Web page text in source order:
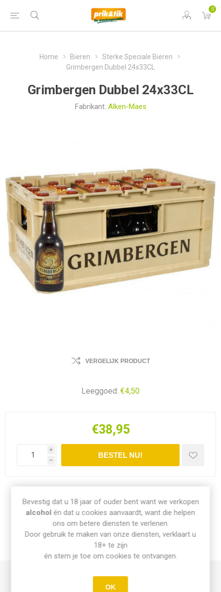
0
Home Bieren
Sterke Speciale Bieren
Grimbergen Dubbel 24x33CL
Grimbergen Dubbel 24x33CL
Fabrikant: Alken-Maes
VERGELIJK PRODUCT
Leeggoed: €4,50
€38,95
i
h
INFO PICK-UP & LEVERING
Afhalen
Bevestig dat u 18 jaar of ouder bent want we verkopen
alcohol én dat u cookies aanvaardt, want die helpen
ons om betere diensten te verlenen.
Door gebruik te maken van onze diensten, verklaart u
18+ te zijn
én stem je toe om cookies te ontvangen.
OK